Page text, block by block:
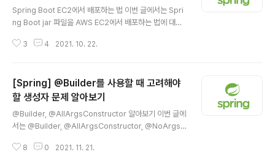
Spring Boot EC2에서 배포하는 법 이번 글에서는 Spri
ng Boot jar 파일을 AWS EC2에서 배포하는 법에 대해
많이 익숙하지만, 스프링을 처음 다루어 서버에 배포할 때
ot 프로젝트, AWS EC2 인스턴스 설정은 다 되어 있다고
가정하고 글을 시작해보겠습니다. maven mvn packag
e 만약에 maven 프로젝트를 사용하고 있다면 위와 같이
mvn package 명령어를 사용하면 jar 파일이 만들어집
니다. 그러면 위와 같이 target 디렉토리 아래에 jar 파일
이 만들어진 것을 볼 수 있습니다. 1. java..
3 4 2021. 10. 22.
[Spring] @Builder를 사용할 때 고려해야
할 생성자 문제 알아보기
@Builder, @AllArgsConstructor 알아보기 이번 글에
서는 @Builder, @AllArgsConstructor, @NoArgsC
서 정리해보겠습니다. 위와 같이 @Builder, @NoArgsC
8 0 2021. 11. 21.